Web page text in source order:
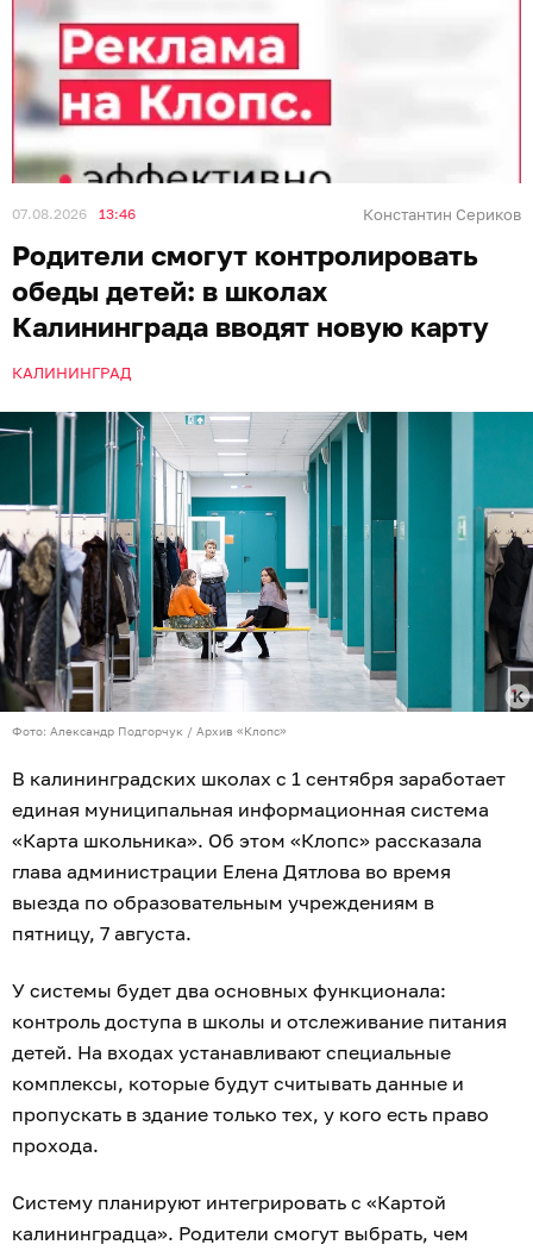
07.08.2026 13:46 Константин Сериков
Родители смогут контролировать
обеды детей: в школах
Калининграда вводят новую карту
КАЛИНИНГРАД
Фото: Александр Подгорчук / Архив «Клопс»
В калининградских школах с 1 сентября заработает
единая муниципальная информационная система
«Карта школьника». Об этом «Клопс» рассказала
глава администрации Елена Дятлова во время
выезда по образовательным учреждениям в
пятницу, 7 августа.
У системы будет два основных функционала:
контроль доступа в школы и отслеживание питания
детей. На входах устанавливают специальные
комплексы, которые будут считывать данные и
пропускать в здание только тех, у кого есть право
прохода.
Систему планируют интегрировать с «Картой
калининградца». Родители смогут выбрать, чем